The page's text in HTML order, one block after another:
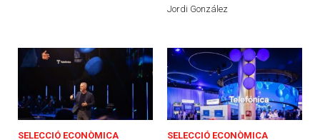
Jordi González
SELECCIÓ ECONÒMICA SELECCIÓ ECONÒMICA